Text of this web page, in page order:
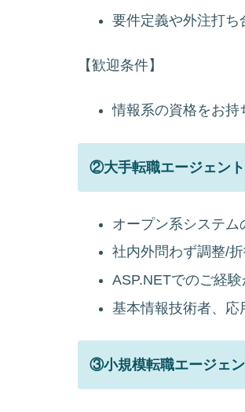
要件定義や外注打ち
【歓迎条件】
情報系の資格をお持
②大手転職エージェン
オープン系システム
社内外問わず調整/
ASP.NETでのご経
基本情報技術者、応
③小規模転職エージェ